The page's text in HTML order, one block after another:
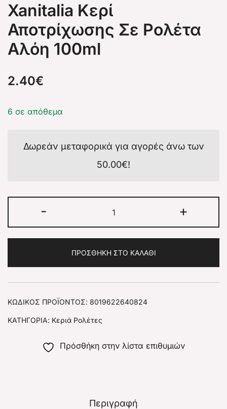
Xanitalia Κερί
Αποτρίχωσης Σε Ρολέτα
Αλόη 100ml
2.40€
6 σε απόθεμα
Δωρεάν μεταφορικά για αγορές άνω των
50.00€!
- +
ΠΡΟΣΘΉΚΗ ΣΤΟ ΚΑΛΆΘΙ
ΚΩΔΙΚΌΣ ΠΡΟΪΌΝΤΟΣ: 8019622640824
ΚΑΤΗΓΟΡΊΑ: Κεριά Ρολέτες
Πρόσθήκη στην λίστα επιθυμιών
Περιγραφή